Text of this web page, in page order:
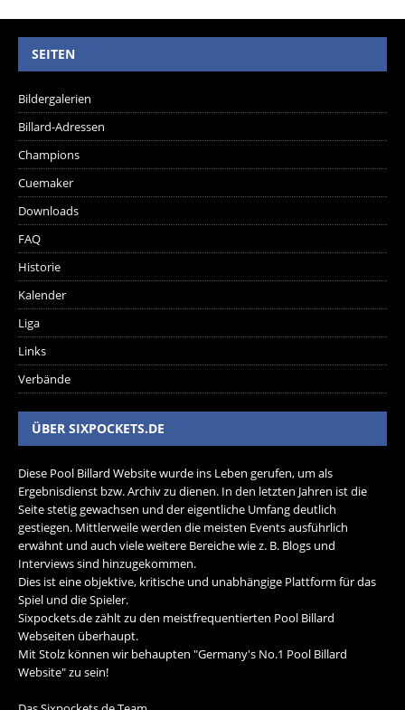
SEITEN
Bildergalerien
Billard-Adressen
Champions
Cuemaker
Downloads
FAQ
Historie
Kalender
Liga
Links
Verbände
ÜBER SIXPOCKETS.DE
Diese Pool Billard Website wurde ins Leben gerufen, um als
Ergebnisdienst bzw. Archiv zu dienen. In den letzten Jahren ist die
Seite stetig gewachsen und der eigentliche Umfang deutlich
gestiegen. Mittlerweile werden die meisten Events ausführlich
erwähnt und auch viele weitere Bereiche wie z. B. Blogs und
Interviews sind hinzugekommen.
Dies ist eine objektive, kritische und unabhängige Plattform für das
Spiel und die Spieler.
Sixpockets.de zählt zu den meistfrequentierten Pool Billard
Webseiten überhaupt.
Mit Stolz können wir behaupten "Germany's No.1 Pool Billard
Website" zu sein!